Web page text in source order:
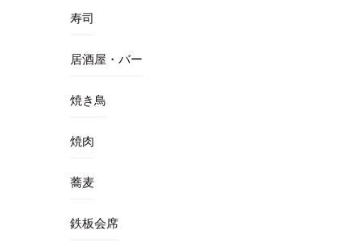
寿司
居酒屋・バー
焼き鳥
焼肉
蕎麦
鉄板会席